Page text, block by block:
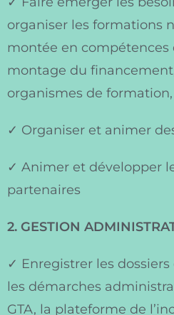
organiser les formations
montée en compétences
montage du
organismes de formation,
✓ Organiser et animer
✓ Animer et développer
partenaires
2. GESTION
✓ Enregistrer les
les démarches
GTA, la plateforme de